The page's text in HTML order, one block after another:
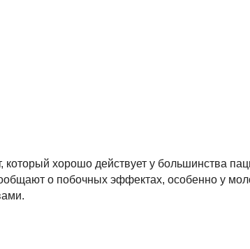
хорошо действует у большинства
о побочных эффектах, особенно у